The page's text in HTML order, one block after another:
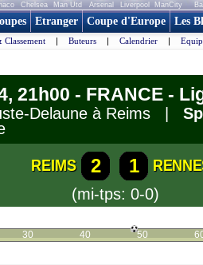
Chelsea Man Utd Arsenal Liverpool ManCity
Etranger Coupe d'Europe Les
Classement | Buteurs | Calendrier |
21h00 - FRANCE -
Delaune à Reims |
REIMS 2 1
(mi-tps: 0-0)
30 40 50